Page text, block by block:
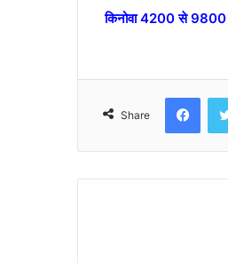
किनोवा 4200 से 9800
Share